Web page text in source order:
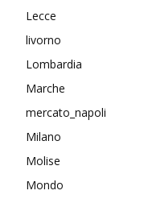
Lecce
livorno
Lombardia
Marche
mercato_napoli
Milano
Molise
Mondo